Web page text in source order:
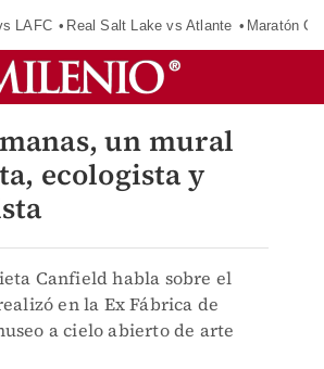
LAFC Real Salt Lake vs Atlante Maratón
un mural
ecologista y
Canfield habla sobre el
en la Ex Fábrica de
a cielo abierto de arte